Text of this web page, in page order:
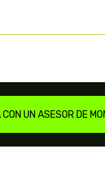
UN ASESOR DE